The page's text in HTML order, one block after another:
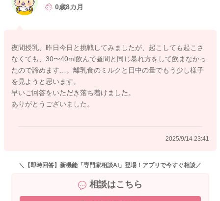
0歳8カ月
夜間授乳、昨日今日と挑戦してみましたが、起こしても起こさ
なくても、30〜40ml飲んで昼間と同じ暴れ方をして飲まなかっ
たので諦めます…。離乳食のミルクと日中の量でもう少し様子
を見ようと思います。
早いご回答をいただき落ち着けました。
ありがとうございました。
2025/9/14 23:41
＼【即時回答】新機能「専門家相談AI」登場！アプリで今すぐ相談／
相談はこちら